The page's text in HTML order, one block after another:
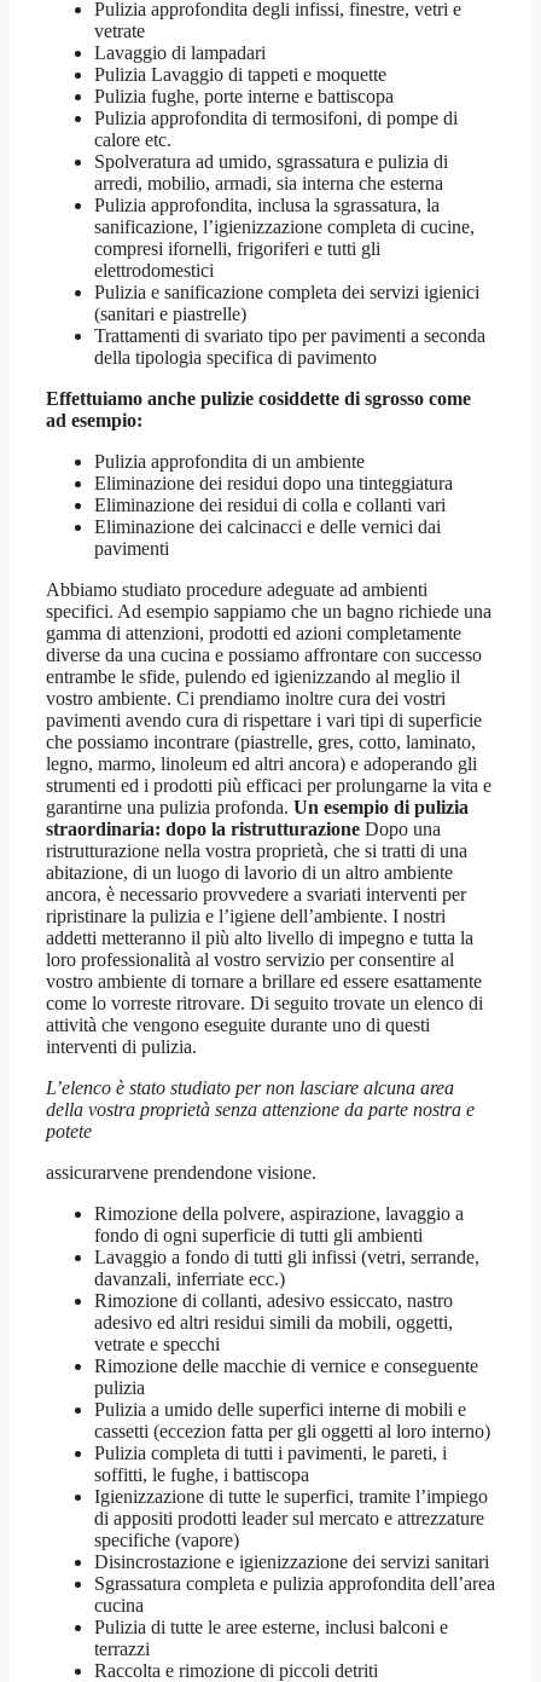
Pulizia approfondita degli infissi, finestre, vetri e
vetrate
Lavaggio di lampadari
Pulizia Lavaggio di tappeti e moquette
Pulizia fughe, porte interne e battiscopa
Pulizia approfondita di termosifoni, di pompe di
calore etc.
Spolveratura ad umido, sgrassatura e pulizia di
arredi, mobilio, armadi, sia interna che esterna
Pulizia approfondita, inclusa la sgrassatura, la
sanificazione, l’igienizzazione completa di cucine,
compresi ifornelli, frigoriferi e tutti gli
elettrodomestici
Pulizia e sanificazione completa dei servizi igienici
(sanitari e piastrelle)
Trattamenti di svariato tipo per pavimenti a seconda
della tipologia specifica di pavimento
Effettuiamo anche pulizie cosiddette di sgrosso come
ad esempio:
Pulizia approfondita di un ambiente
Eliminazione dei residui dopo una tinteggiatura
Eliminazione dei residui di colla e collanti vari
Eliminazione dei calcinacci e delle vernici dai
pavimenti
Abbiamo studiato procedure adeguate ad ambienti
specifici. Ad esempio sappiamo che un bagno richiede una
gamma di attenzioni, prodotti ed azioni completamente
diverse da una cucina e possiamo affrontare con successo
entrambe le sfide, pulendo ed igienizzando al meglio il
vostro ambiente. Ci prendiamo inoltre cura dei vostri
pavimenti avendo cura di rispettare i vari tipi di superficie
che possiamo incontrare (piastrelle, gres, cotto, laminato,
legno, marmo, linoleum ed altri ancora) e adoperando gli
strumenti ed i prodotti più efficaci per prolungarne la vita e
garantirne una pulizia profonda. Un esempio di pulizia
straordinaria: dopo la ristrutturazione Dopo una
ristrutturazione nella vostra proprietà, che si tratti di una
abitazione, di un luogo di lavorio di un altro ambiente
ancora, è necessario provvedere a svariati interventi per
ripristinare la pulizia e l’igiene dell’ambiente. I nostri
addetti metteranno il più alto livello di impegno e tutta la
loro professionalità al vostro servizio per consentire al
vostro ambiente di tornare a brillare ed essere esattamente
come lo vorreste ritrovare. Di seguito trovate un elenco di
attività che vengono eseguite durante uno di questi
interventi di pulizia.
L’elenco è stato studiato per non lasciare alcuna area
della vostra proprietà senza attenzione da parte nostra e
potete
assicurarvene prendendone visione.
Rimozione della polvere, aspirazione, lavaggio a
fondo di ogni superficie di tutti gli ambienti
Lavaggio a fondo di tutti gli infissi (vetri, serrande,
davanzali, inferriate ecc.)
Rimozione di collanti, adesivo essiccato, nastro
adesivo ed altri residui simili da mobili, oggetti,
vetrate e specchi
Rimozione delle macchie di vernice e conseguente
pulizia
Pulizia a umido delle superfici interne di mobili e
cassetti (eccezion fatta per gli oggetti al loro interno)
Pulizia completa di tutti i pavimenti, le pareti, i
soffitti, le fughe, i battiscopa
Igienizzazione di tutte le superfici, tramite l’impiego
di appositi prodotti leader sul mercato e attrezzature
specifiche (vapore)
Disincrostazione e igienizzazione dei servizi sanitari
Sgrassatura completa e pulizia approfondita dell’area
cucina
Pulizia di tutte le aree esterne, inclusi balconi e
terrazzi
Raccolta e rimozione di piccoli detriti